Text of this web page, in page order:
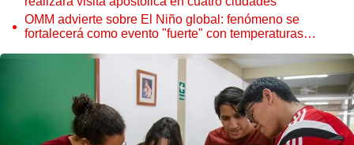
OMM advierte sobre El Niño global: fenómeno se
fortalecerá como evento "fuerte" con temperaturas